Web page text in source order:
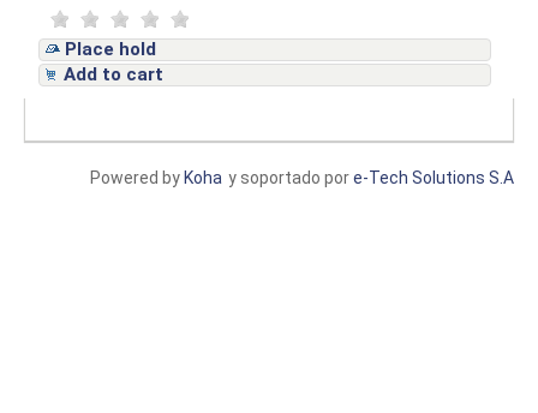
Place hold
Add to cart
y soportado pore-Tech Solutions S.A
Powered by Koha